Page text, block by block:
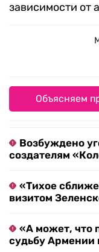
зависимости от
Объясняем
Возбуждено
создателям
«Тихое
визитом
«А может, что
судьбу Армении